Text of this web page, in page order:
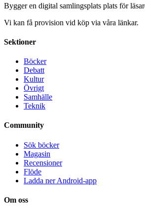
Bygger en digital samlingsplats plats för
Vi kan få provision vid köp via våra länkar.
Sektioner
Böcker
Debatt
Kultur
Övrigt
Samhälle
Teknik
Community
Sök böcker
Magasin
Recensioner
Flöde
Ladda ner Android-app
Om oss